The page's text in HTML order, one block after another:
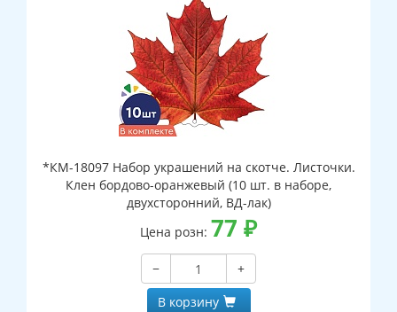
*КМ-18097 Набор украшений на скотче. Листочки.
Клен бордово-оранжевый (10 шт. в наборе,
двухсторонний, ВД-лак)
Цена розн: 77 ₽
−
+
В корзину